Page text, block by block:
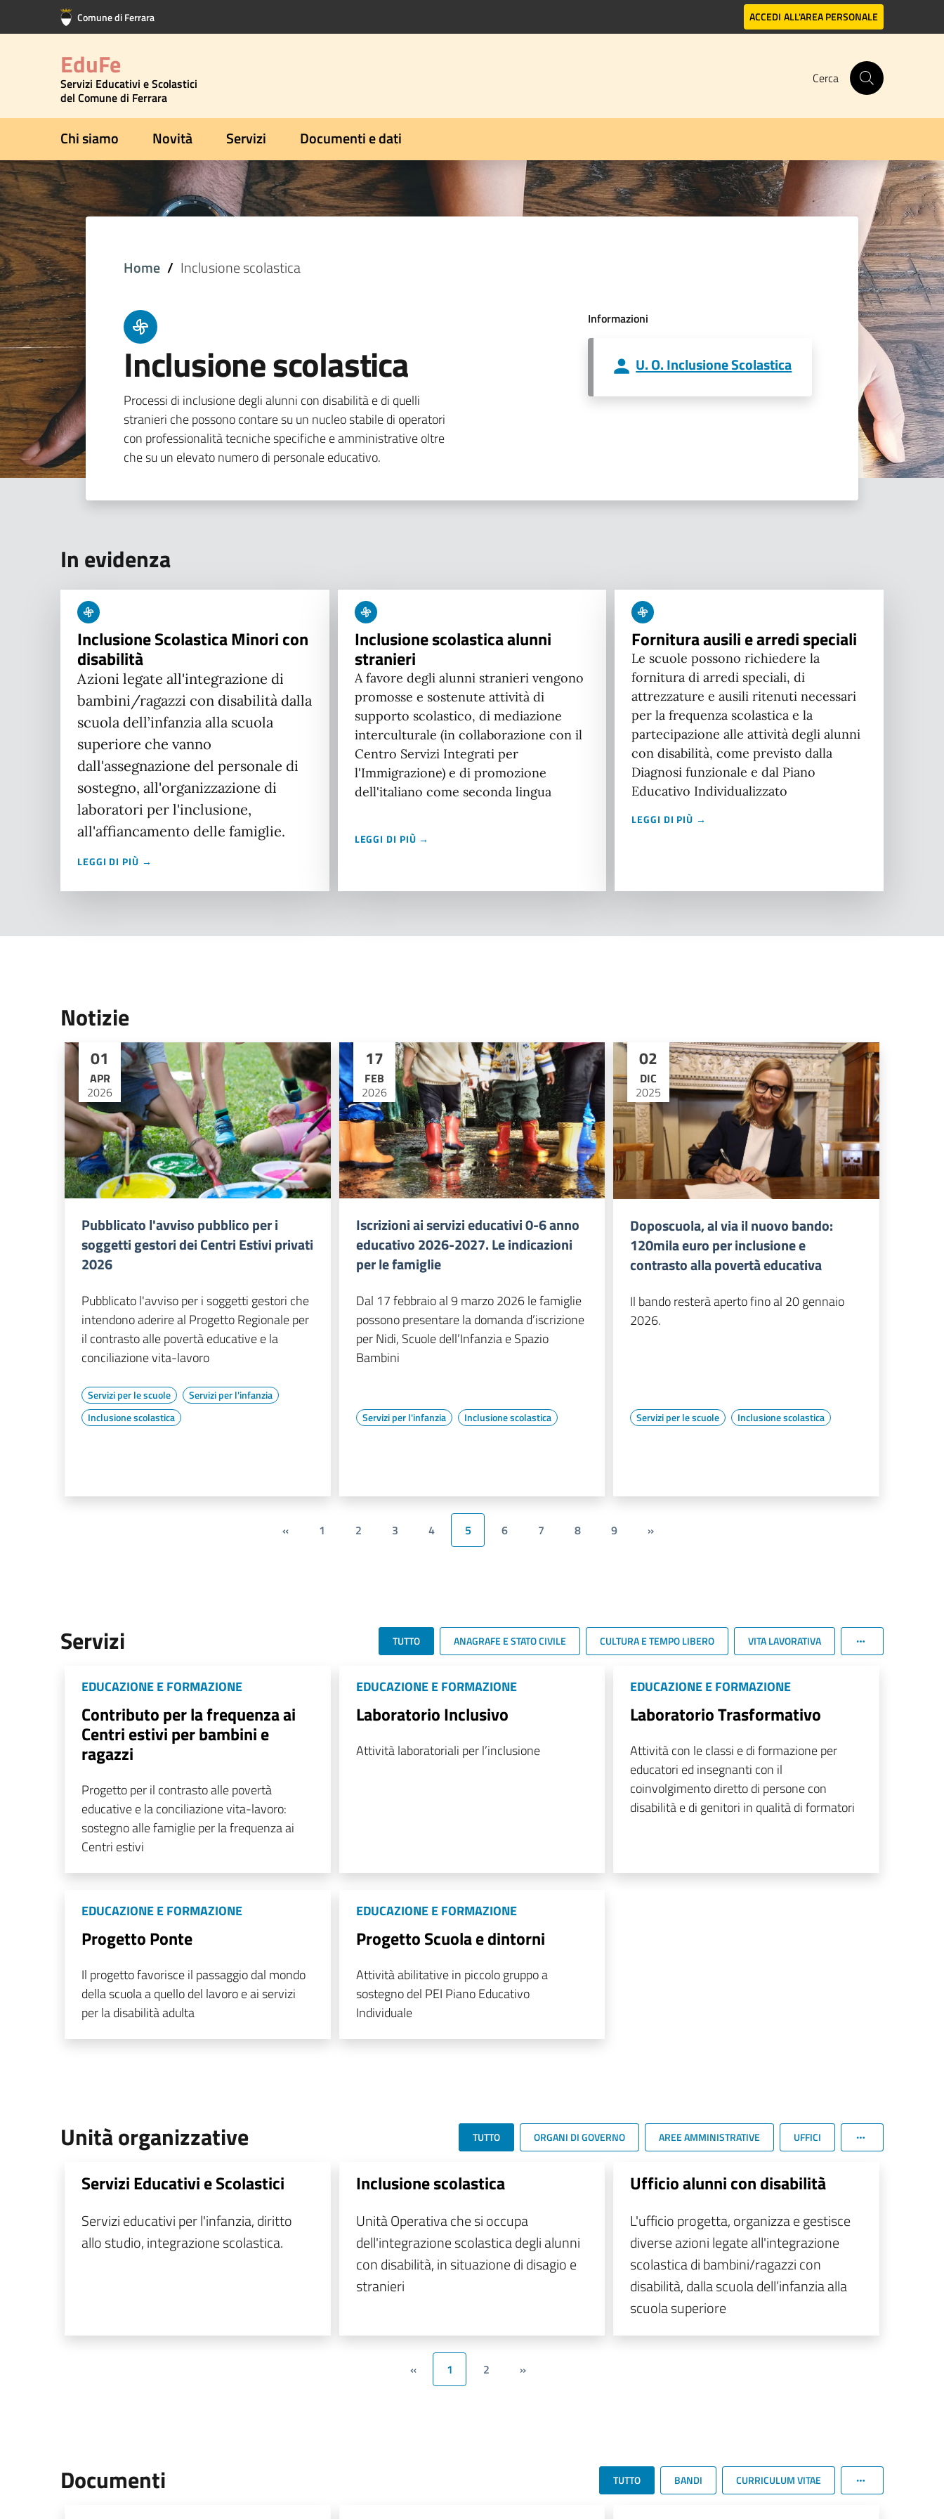
Vai al contenuto principale
Vai al footer Comune di Ferrara ACCEDI ALL'AREA PERSONALE
EduFe
Servizi Educativi e Scolastici
del Comune di Ferrara
Cerca
Chi siamo Novità Servizi Documenti e dati
Home Inclusione scolastica
Inclusione scolastica
Processi di inclusione degli alunni con disabilità e di quelli
stranieri che possono contare su un nucleo stabile di operatori
con professionalità tecniche specifiche e amministrative oltre
che su un elevato numero di personale educativo.
Informazioni
U. O. Inclusione Scolastica
In evidenza
Inclusione Scolastica Minori con
disabilità
Azioni legate all'integrazione di
bambini/ragazzi con disabilità dalla
scuola dell’infanzia alla scuola
superiore che vanno
dall'assegnazione del personale di
sostegno, all'organizzazione di
laboratori per l'inclusione,
all'affiancamento delle famiglie.
LEGGI DI PIÙ →
Inclusione scolastica alunni
stranieri
A favore degli alunni stranieri vengono
promosse e sostenute attività di
supporto scolastico, di mediazione
interculturale (in collaborazione con il
Centro Servizi Integrati per
l'Immigrazione) e di promozione
dell'italiano come seconda lingua
LEGGI DI PIÙ →
Fornitura ausili e arredi speciali
Le scuole possono richiedere la
fornitura di arredi speciali, di
attrezzature e ausili ritenuti necessari
per la frequenza scolastica e la
partecipazione alle attività degli alunni
con disabilità, come previsto dalla
Diagnosi funzionale e dal Piano
Educativo Individualizzato
LEGGI DI PIÙ →
Notizie
01
APR
2026
Pubblicato l'avviso pubblico per i
soggetti gestori dei Centri Estivi privati
2026
Pubblicato l'avviso per i soggetti gestori che
intendono aderire al Progetto Regionale per
il contrasto alle povertà educative e la
conciliazione vita-lavoro
Servizi per le scuole
Servizi per l'infanzia
Inclusione scolastica
17
FEB
2026
Iscrizioni ai servizi educativi 0-6 anno
educativo 2026-2027. Le indicazioni
per le famiglie
Dal 17 febbraio al 9 marzo 2026 le famiglie
possono presentare la domanda d’iscrizione
per Nidi, Scuole dell’Infanzia e Spazio
Bambini
Servizi per l'infanzia Inclusione scolastica
02
DIC
2025
Doposcuola, al via il nuovo bando:
120mila euro per inclusione e
contrasto alla povertà educativa
Il bando resterà aperto fino al 20 gennaio
2026.
Servizi per le scuole Inclusione scolastica
« 1 2 3 4 5 6 7 8 9 »
Servizi TUTTO ANAGRAFE E STATO CIVILE CULTURA E TEMPO LIBERO VITA LAVORATIVA
EDUCAZIONE E FORMAZIONE
Contributo per la frequenza ai
Centri estivi per bambini e
ragazzi
Progetto per il contrasto alle povertà
educative e la conciliazione vita-lavoro:
sostegno alle famiglie per la frequenza ai
Centri estivi
EDUCAZIONE E FORMAZIONE
Laboratorio Inclusivo
Attività laboratoriali per l’inclusione
EDUCAZIONE E FORMAZIONE
Laboratorio Trasformativo
Attività con le classi e di formazione per
educatori ed insegnanti con il
coinvolgimento diretto di persone con
disabilità e di genitori in qualità di formatori
EDUCAZIONE E FORMAZIONE
Progetto Ponte
Il progetto favorisce il passaggio dal mondo
della scuola a quello del lavoro e ai servizi
per la disabilità adulta
EDUCAZIONE E FORMAZIONE
Progetto Scuola e dintorni
Attività abilitative in piccolo gruppo a
sostegno del PEI Piano Educativo
Individuale
Unità organizzative TUTTO ORGANI DI GOVERNO AREE AMMINISTRATIVE UFFICI
Servizi Educativi e Scolastici
Servizi educativi per l'infanzia, diritto
allo studio, integrazione scolastica.
Inclusione scolastica
Unità Operativa che si occupa
dell'integrazione scolastica degli alunni
con disabilità, in situazione di disagio e
stranieri
Ufficio alunni con disabilità
L'ufficio progetta, organizza e gestisce
diverse azioni legate all'integrazione
scolastica di bambini/ragazzi con
disabilità, dalla scuola dell’infanzia alla
scuola superiore
« 1 2 »
Documenti TUTTO BANDI CURRICULUM VITAE